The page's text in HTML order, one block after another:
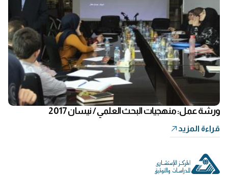
ورشة عمل: منهجيات البحث العلمي / نيسان 2017
قراءة المزيد